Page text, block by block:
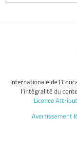
Internationale de
l’intégralité du
Licence
Avertissement